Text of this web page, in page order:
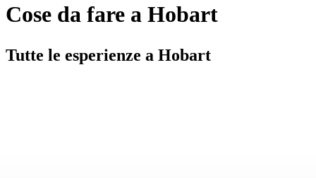
Cose da fare a Hobart
Tutte le esperienze a Hobart